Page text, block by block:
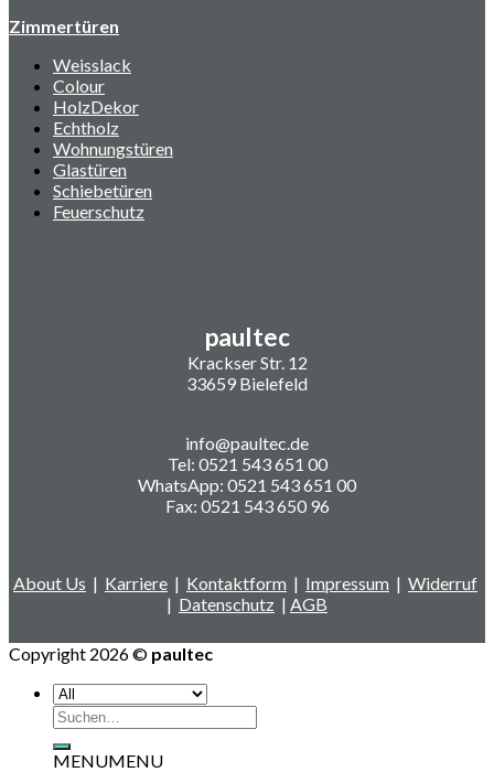
Zimmertüren
Weisslack
Colour
HolzDekor
Echtholz
Wohnungstüren
Glastüren
Schiebetüren
Feuerschutz
paultec
Krackser Str. 12
33659 Bielefeld
info@paultec.de
Tel: 0521 543 651 00
WhatsApp: 0521 543 651 00
Fax: 0521 543 650 96
About Us | Karriere | Kontaktform | Impressum | Widerruf
| Datenschutz | AGB
Copyright 2026 © paultec
Suchen
nach:
MENUMENU